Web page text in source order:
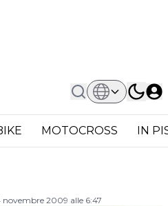
MOTOCROSS IN
Jorge Lorenzo "Spero Di
Lorenzo
con
novembre 2009 alle 6:47